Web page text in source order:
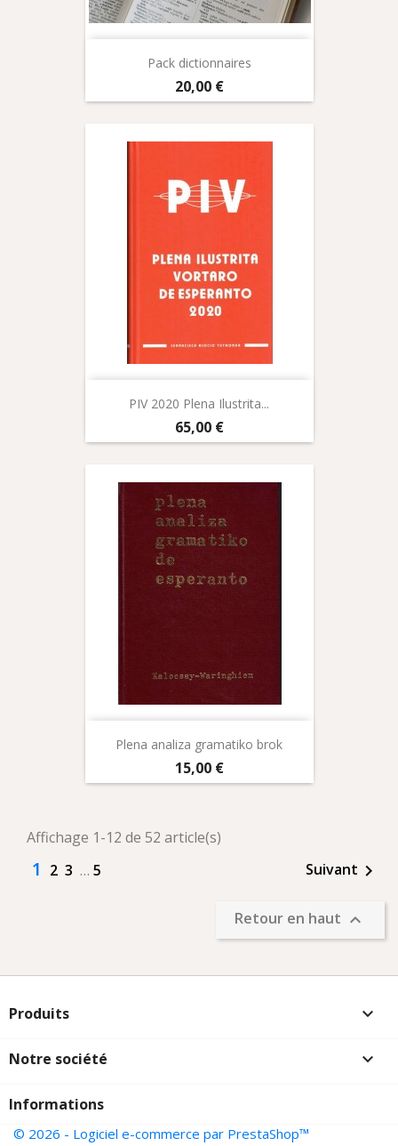
Pack dictionnaires
Prix
20,00 €
PIV 2020 Plena Ilustrita...
Prix
65,00 €
Plena analiza gramatiko brok
Prix
15,00 €
Affichage 1-12 de 52 article(s)
1 2 3 … 5 Suivant 
Retour en haut 
Produits 
Notre société 
Informations
© 2026 - Logiciel e-commerce par PrestaShop™